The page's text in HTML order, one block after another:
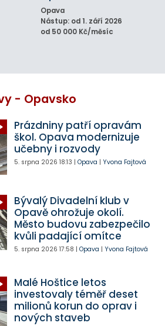
Opava
Nástup: od 1. září 2026
od 50 000 Kč/měsíc
- Opavsko
Prázdniny patří opravám
škol. Opava modernizuje
učebny i rozvody
5. srpna 2026 18:13 | Opava | Yvona Fajtová
Bývalý Divadelní klub v
Opavě ohrožuje okolí.
Město budovu zabezpečilo
kvůli padající omítce
5. srpna 2026 17:58 | Opava | Yvona Fajtová
Malé Hoštice letos
investovaly téměř deset
milionů korun do oprav i
nových staveb